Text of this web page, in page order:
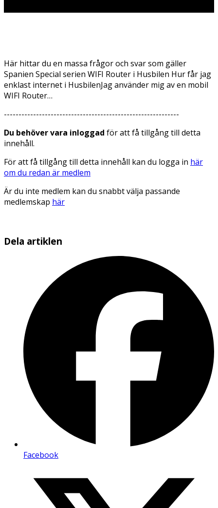
Här hittar du en massa frågor och svar som gäller
Spanien Special serien WIFI Router i Husbilen Hur får jag
enklast internet i HusbilenJag använder mig av en mobil
WIFI Router…
------------------------------------------------------------
Du behöver vara inloggad för att få tillgång till detta
innehåll.
För att få tillgång till detta innehåll kan du logga in här
om du redan är medlem
Är du inte medlem kan du snabbt välja passande
medlemskap här
Dela artiklen
Facebook